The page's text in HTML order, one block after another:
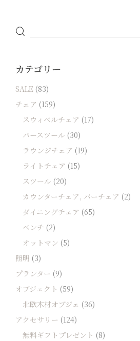
カテゴリー
SALE (83)
チェア (159)
スウィベルチェア (17)
バースツール (30)
ラウンジチェア (19)
ライトチェア (15)
スツール (20)
カウンターチェア, バーチェア (2)
ダイニングチェア (65)
ベンチ (2)
オットマン (5)
照明 (3)
プランター (9)
オブジェクト (59)
北欧木材オブジェ (36)
アクセサリー (124)
無料ギフトプレゼント (8)